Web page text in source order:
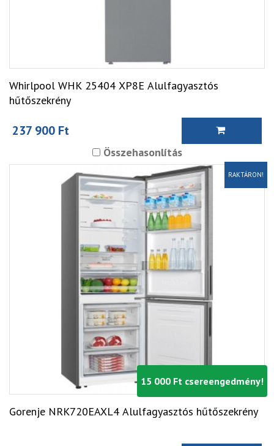
Whirlpool WHK 25404 XP8E Alulfagyasztós
hűtőszekrény
237 900 Ft
Összehasonlítás
15 000 Ft csereengedmény!
RAKTÁRON!
Gorenje NRK720EAXL4 Alulfagyasztós hűtőszekrény